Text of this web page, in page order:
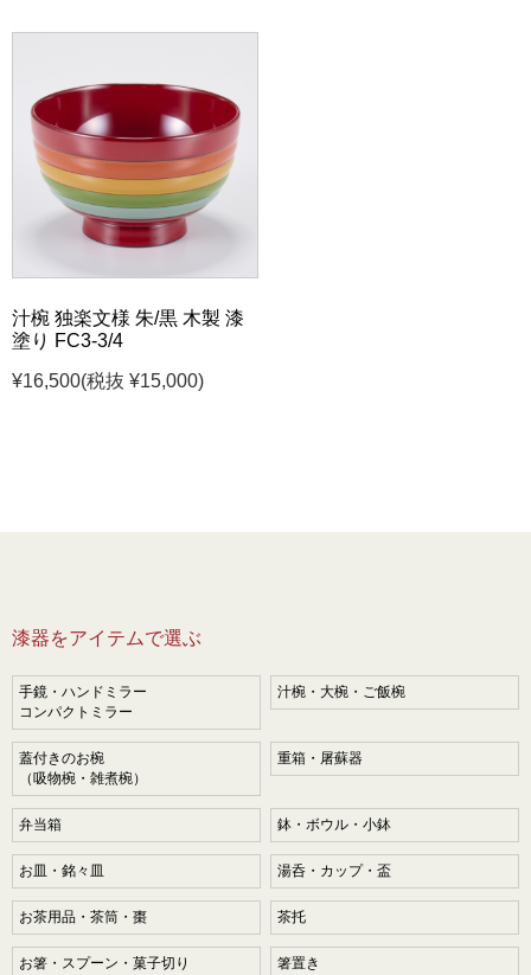
汁椀 独楽文様 朱/黒 木製 漆
塗り FC3-3/4
¥16,500(税抜 ¥15,000)
漆器をアイテムで選ぶ
手鏡・ハンドミラー
コンパクトミラー
汁椀・大椀・ご飯椀
蓋付きのお椀
（吸物椀・雑煮椀）
重箱・屠蘇器
弁当箱 鉢・ボウル・小鉢
お皿・銘々皿 湯呑・カップ・盃
お茶用品・茶筒・棗 茶托
お箸・スプーン・菓子切り 箸置き